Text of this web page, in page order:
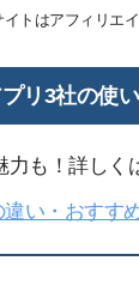
トはアフィリエ
リ3社の使
力も！詳しく
い・おすす